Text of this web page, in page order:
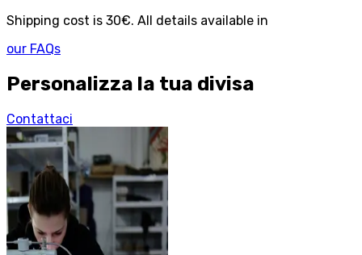
Shipping cost is 30€. All details available in
our FAQs
Personalizza la tua divisa
Contattaci